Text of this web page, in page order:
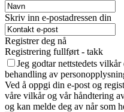
Skriv inn e-postadressen din
Registrer deg nå
Registrering fullført - takk
Jeg godtar nettstedets
behandling av
Ved å oppgi din e-post og
våre vilkår og vår håndtering
og kan melde deg av når som